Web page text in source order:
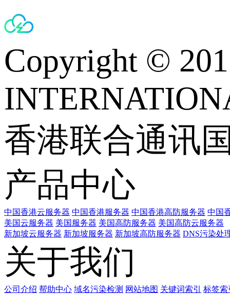
Copyright ©
香港联合通讯
产品中心
中国香港云服务器 中国香港服务器 中国香港高防服务器 中国
美国云服务器 美国服务器 美国高防服务器 美国高防云服务器
新加坡云服务器 新加坡服务器 新加坡高防服务器 DNS污染处
关于我们
公司介绍 帮助中心 域名污染检测 网站地图 关键词索引 标签索